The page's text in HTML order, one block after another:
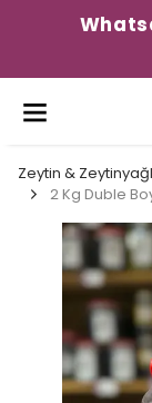
Zeytin &
2 Kg Duble